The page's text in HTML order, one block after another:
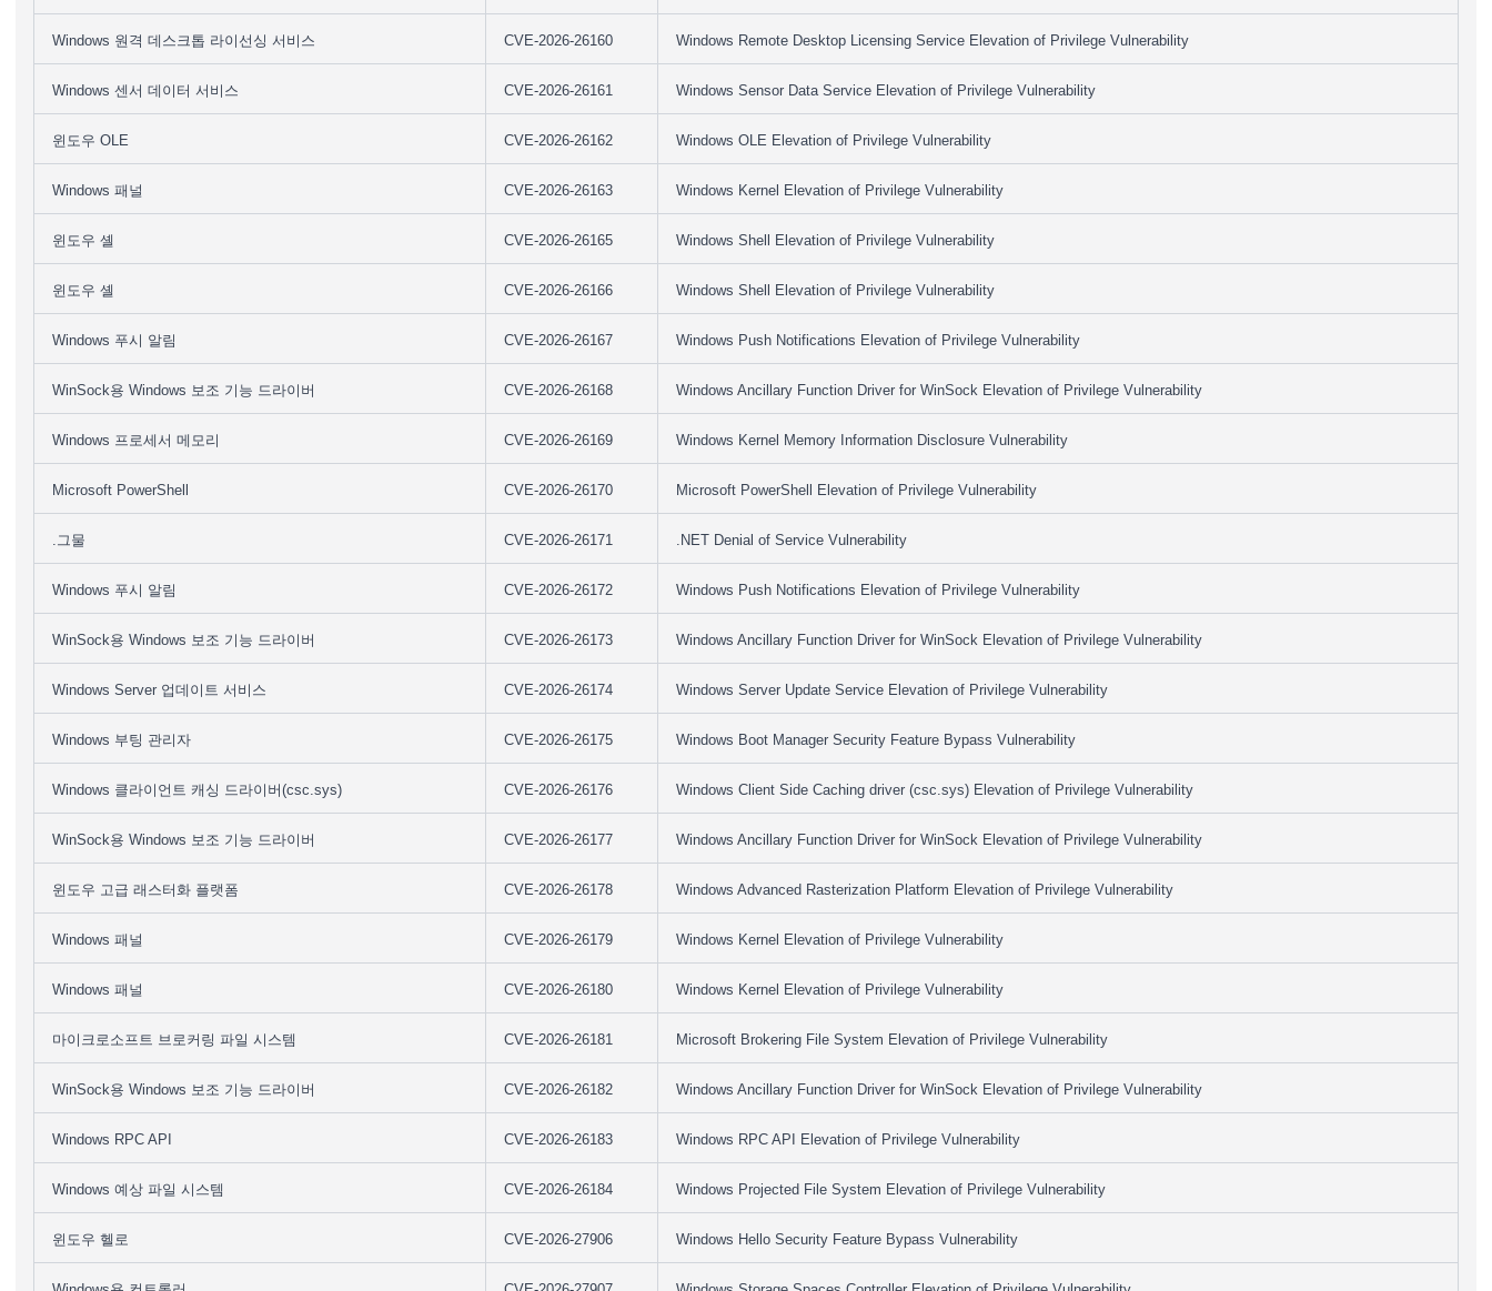
Windows 원격 데스크톱 라이선싱 서비스 CVE-2026-26160 Windows Remote Desktop Licensing Service Elevation of Privilege Vulnerability
Windows 센서 데이터 서비스 CVE-2026-26161 Windows Sensor Data Service Elevation of Privilege Vulnerability
윈도우 OLE CVE-2026-26162 Windows OLE Elevation of Privilege Vulnerability
Windows 패널 CVE-2026-26163 Windows Kernel Elevation of Privilege Vulnerability
윈도우 셸 CVE-2026-26165 Windows Shell Elevation of Privilege Vulnerability
윈도우 셸 CVE-2026-26166 Windows Shell Elevation of Privilege Vulnerability
Windows 푸시 알림 CVE-2026-26167 Windows Push Notifications Elevation of Privilege Vulnerability
WinSock용 Windows 보조 기능 드라이버 CVE-2026-26168 Windows Ancillary Function Driver for WinSock Elevation of Privilege Vulnerability
Windows 프로세서 메모리 CVE-2026-26169 Windows Kernel Memory Information Disclosure Vulnerability
Microsoft PowerShell CVE-2026-26170 Microsoft PowerShell Elevation of Privilege Vulnerability
.그물 CVE-2026-26171 .NET Denial of Service Vulnerability
Windows 푸시 알림 CVE-2026-26172 Windows Push Notifications Elevation of Privilege Vulnerability
WinSock용 Windows 보조 기능 드라이버 CVE-2026-26173 Windows Ancillary Function Driver for WinSock Elevation of Privilege Vulnerability
Windows Server 업데이트 서비스 CVE-2026-26174 Windows Server Update Service Elevation of Privilege Vulnerability
Windows 부팅 관리자 CVE-2026-26175 Windows Boot Manager Security Feature Bypass Vulnerability
Windows 클라이언트 캐싱 드라이버(csc.sys) CVE-2026-26176 Windows Client Side Caching driver (csc.sys) Elevation of Privilege Vulnerability
WinSock용 Windows 보조 기능 드라이버 CVE-2026-26177 Windows Ancillary Function Driver for WinSock Elevation of Privilege Vulnerability
윈도우 고급 래스터화 플랫폼 CVE-2026-26178 Windows Advanced Rasterization Platform Elevation of Privilege Vulnerability
Windows 패널 CVE-2026-26179 Windows Kernel Elevation of Privilege Vulnerability
Windows 패널 CVE-2026-26180 Windows Kernel Elevation of Privilege Vulnerability
마이크로소프트 브로커링 파일 시스템 CVE-2026-26181 Microsoft Brokering File System Elevation of Privilege Vulnerability
WinSock용 Windows 보조 기능 드라이버 CVE-2026-26182 Windows Ancillary Function Driver for WinSock Elevation of Privilege Vulnerability
Windows RPC API CVE-2026-26183 Windows RPC API Elevation of Privilege Vulnerability
Windows 예상 파일 시스템 CVE-2026-26184 Windows Projected File System Elevation of Privilege Vulnerability
윈도우 헬로 CVE-2026-27906 Windows Hello Security Feature Bypass Vulnerability